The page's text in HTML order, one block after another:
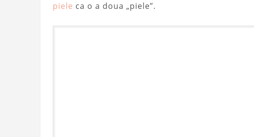
piele ca o a doua „piele”.